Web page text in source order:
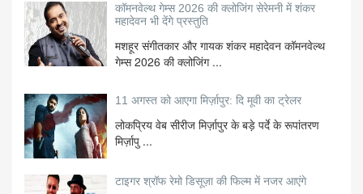
कॉमनवेल्थ गेम्स 2026 की क्लोजिंग सेरेमनी में शंकर
महादेवन भी देंगे प्रस्तुति
मशहूर संगीतकार और गायक शंकर महादेवन कॉमनवेल्थ
गेम्स 2026 की क्लोजिंग ...
11 अगस्त को आएगा मिर्ज़ापुर: दि मूवी का ट्रेलर
लोकप्रिय वेब सीरीज मिर्ज़ापुर के बड़े पर्दे के रूपांतरण
मिर्ज़ापु ...
टाइगर श्रॉफ रेमो डिसूज़ा की फिल्म में नजर आएंगे